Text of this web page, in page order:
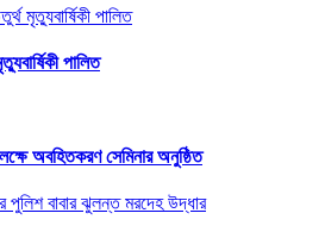
পালিত
অবহিতকরণ সেমিনার অনুষ্ঠিত